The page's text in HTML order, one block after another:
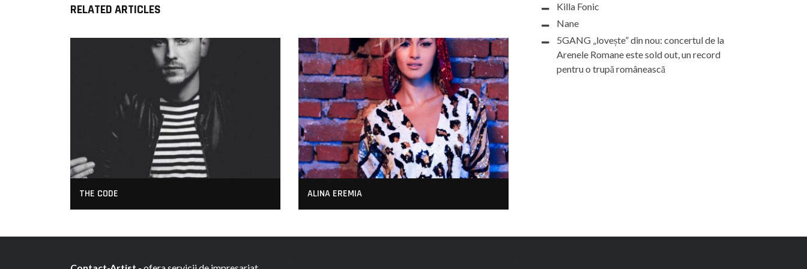
RELATED ARTICLES
THE CODE ALINA EREMIA
Killa Fonic
Nane
5GANG „lovește” din nou: concertul de la
Arenele Romane este sold out, un record
pentru o trupă românească